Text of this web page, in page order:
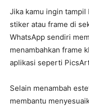
Jika kamu ingin tampil
stiker atau frame di
WhatsApp sendiri
menambahkan frame
aplikasi seperti
Selain menambah
membantu